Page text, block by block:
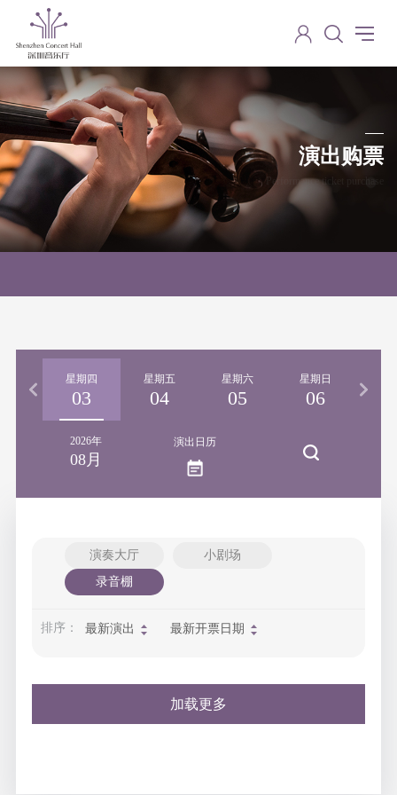
演出购票
Performance ticket purchase
星期四
03
星期五
04
星期六
05
星期日
06
2026年
08月
演出日历
演奏大厅
小剧场
录音棚
排序： 最新演出 最新开票日期
加载更多